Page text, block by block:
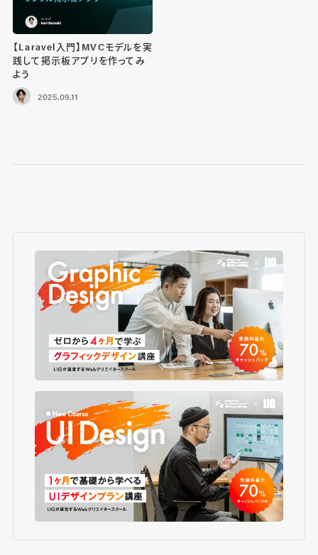
【Laravel入門】MVCモデルを実
践して掲示板アプリを作ってみ
よう
2025.09.11